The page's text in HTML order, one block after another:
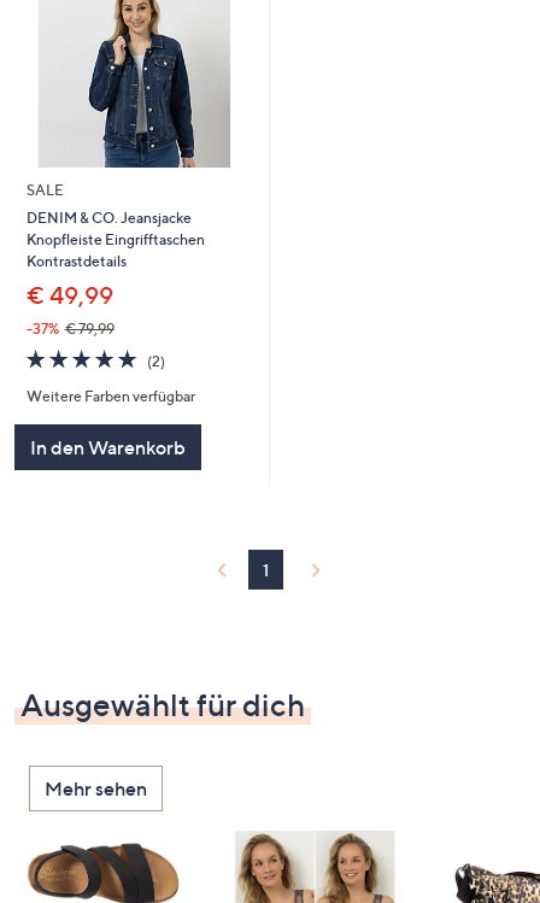
SALE
DENIM & CO. Jeansjacke
Knopfleiste Eingrifftaschen
Kontrastdetails
€ 49,99
-37% € 79,99
5.0
von
5
(2)
Weitere Farben verfügbar
In den Warenkorb
1
Ausgewählt für dich
Mehr sehen